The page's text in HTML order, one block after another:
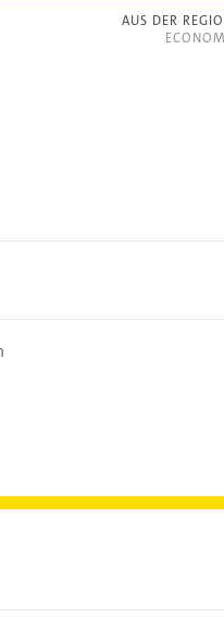
AUS DER